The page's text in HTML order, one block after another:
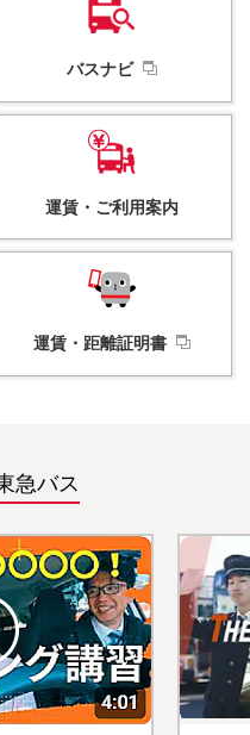
バスナビ
運賃・ ご利用案内
運賃・ 距離証明書
急バス